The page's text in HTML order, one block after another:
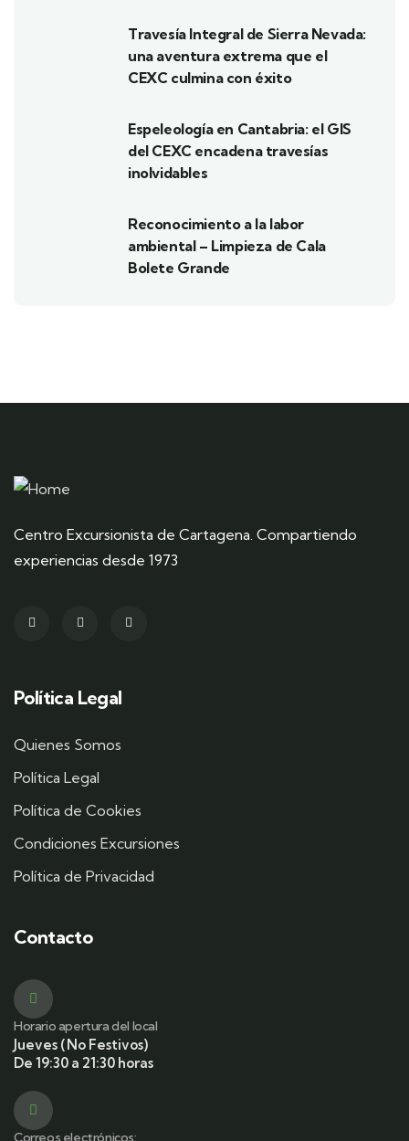
Travesía Integral de Sierra Nevada:
una aventura extrema que el
CEXC culmina con éxito
Espeleología en Cantabria: el GIS
del CEXC encadena travesías
inolvidables
Reconocimiento a la labor
ambiental – Limpieza de Cala
Bolete Grande
Centro Excursionista de Cartagena. Compartiendo
experiencias desde 1973
Política Legal
Quienes Somos
Política Legal
Política de Cookies
Condiciones Excursiones
Política de Privacidad
Contacto
Horario apertura del local
Jueves (No Festivos)
De 19:30 a 21:30 horas
Correos electrónicos: